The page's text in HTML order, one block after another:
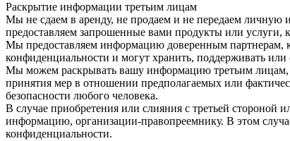
Раскрытие информации третьим лицам
Мы не сдаем в аренду, не продаем и не передаем
предоставляем запрошенные вами продукты или услуги,
Мы предоставляем информацию доверенным партнерам,
конфиденциальности и могут хранить, поддерживать
Мы можем раскрывать вашу информацию третьим лицам,
принятия мер в отношении предполагаемых или
безопасности любого человека.
В случае приобретения или слияния с третьей
информацию, организации-правопреемнику. В этом
конфиденциальности.